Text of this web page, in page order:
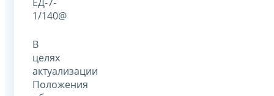
1/140@
В
целях
актуализации
Положения